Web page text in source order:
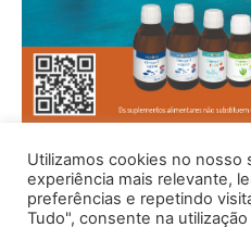
Utilizamos cookies no nosso
experiência mais relevante,
preferências e repetindo
Tudo", consente na